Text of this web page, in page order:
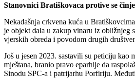
Stanovnici Bratiškovaca protive se
Nekadašnja crkvena kuća u
je objekt dala u zakup vinaru iz obližnjeg
vjerskih obreda i povodom drugih
Još u jesen 2023. sastavili su peticiju
mještana, branio pravo eparhije da
Sinodu SPC-a i patrijarhu Porfiriju.